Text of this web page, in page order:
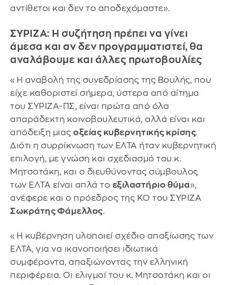
αντίθετοι και δεν το αποδεχόμαστε».
ΣΥΡΙΖΑ: Η συζήτηση πρέπει να γίνει
άμεσα και αν δεν προγραμματιστεί, θα
αναλάβουμε και άλλες πρωτοβουλίες
«Η αναβολή της συνεδρίασης της Βουλής, που
είχε καθοριστεί σήμερα, ύστερα από αίτημα
του ΣΥΡΙΖΑ-ΠΣ, είναι πρώτα από όλα
απαράδεκτη κοινοβουλευτικά, αλλά είναι και
απόδειξη μιας οξείας κυβερνητικής κρίσης.
Διότι η συρρίκνωση των ΕΛΤΑ ήταν κυβερνητική
επιλογή, με γνώση και σχεδιασμό του κ.
Μητσοτάκη, και ο διευθύνοντας σύμβουλος
των ΕΛΤΑ είναι απλά το εξιλαστήριο θύμα»,
ανέφερε και ο πρόεδρος της ΚΟ του ΣΥΡΙΖΑ
Σωκράτης Φάμελλος.
«Η κυβέρνηση υλοποιεί σχέδιο απαξίωσης των
ΕΛΤΑ, για να ικανοποιήσει ιδιωτικά
συμφέροντα, απαξιώνοντας την ελληνική
περιφέρεια. Οι ελιγμοί του κ. Μητσοτάκη και οι